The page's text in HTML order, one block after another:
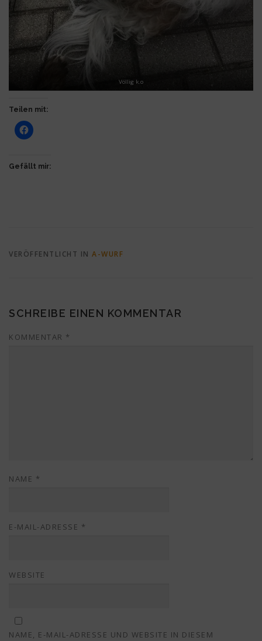
Völlig k.o
Teilen mit:
Gefällt mir:
VERÖFFENTLICHT IN A-WURF
SCHREIBE EINEN KOMMENTAR
KOMMENTAR *
NAME *
E-MAIL-ADRESSE *
WEBSITE
NAME, E-MAIL-ADRESSE UND WEBSITE IN DIESEM